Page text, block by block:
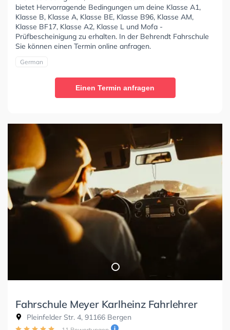
bietet Hervorragende Bedingungen um deine Klasse A1,
Klasse B, Klasse A, Klasse BE, Klasse B96, Klasse AM,
Klasse BF17, Klasse A2, Klasse L und Mofa -
Prüfbescheinigung zu erhalten. In der Behrendt Fahrschule
Sie können einen Termin online anfragen.
German
Einen Termin anfragen
Fahrschule Meyer Karlheinz Fahrlehrer
Pleinfelder Str. 4, 91166 Bergen